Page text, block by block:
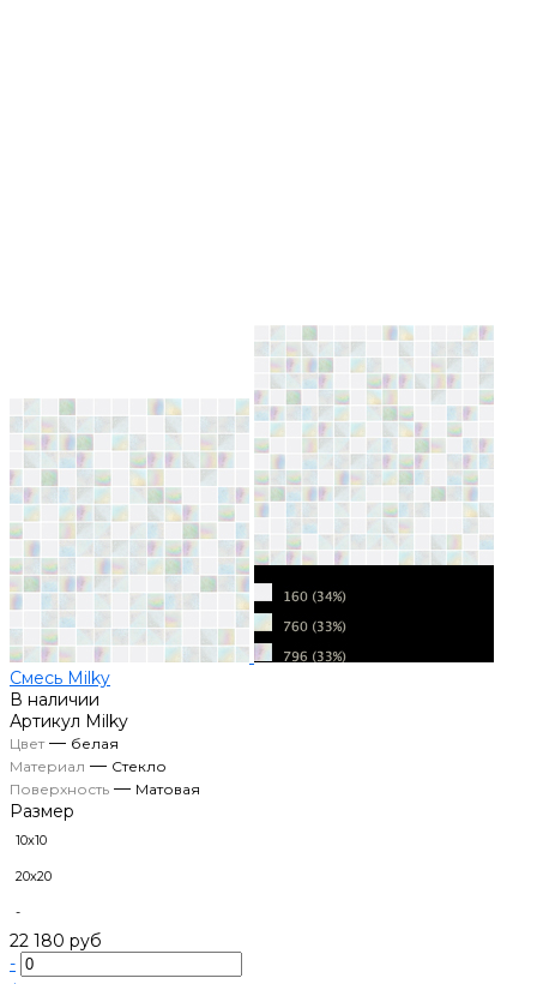
Смесь Milky
В наличии
Артикул Milky
Цвет— белая
Материал — Стекло
Поверхность — Матовая
Размер
10х10
20х20
-
22 180 руб
-